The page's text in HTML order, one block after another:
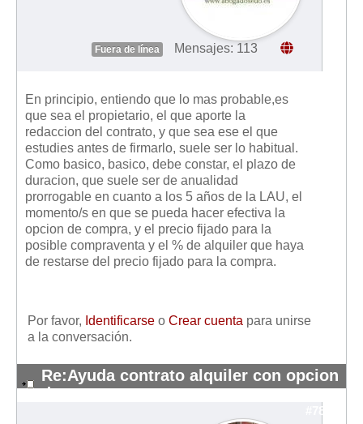
Fuera de línea Mensajes: 113
En principio, entiendo que lo mas probable,es
que sea el propietario, el que aporte la
redaccion del contrato, y que sea ese el que
estudies antes de firmarlo, suele ser lo habitual.
Como basico, basico, debe constar, el plazo de
duracion, que suele ser de anualidad
prorrogable en cuanto a los 5 años de la LAU, el
momento/s en que se pueda hacer efectiva la
opcion de compra, y el precio fijado para la
posible compraventa y el % de alquiler que haya
de restarse del precio fijado para la compra.
Por favor, Identificarse o Crear cuenta para unirse
a la conversación.
Re:Ayuda contrato alquiler con opcion
de compra
#7862